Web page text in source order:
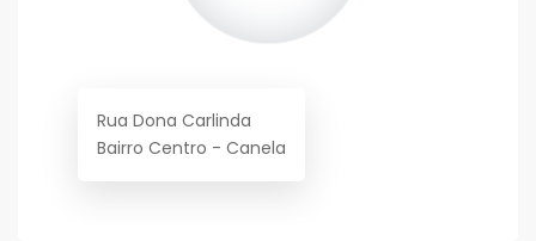
Rua Dona Carlinda
Bairro Centro - Canela